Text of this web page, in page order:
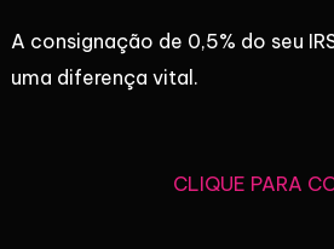
A consignação de 0,5% do seu
uma diferença vital.
CLIQUE PARA